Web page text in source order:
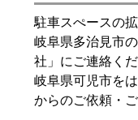
駐車スぺースの
岐阜県多治見市
社」にご連絡くだ
岐阜県可児市を
からのご依頼・